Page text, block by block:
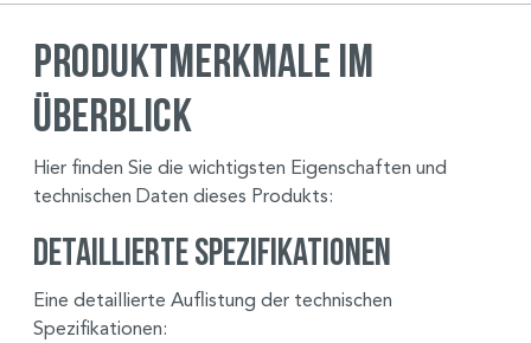
Produktmerkmale im
Überblick
Hier finden Sie die wichtigsten Eigenschaften und
technischen Daten dieses Produkts:
Detaillierte Spezifikationen
Eine detaillierte Auflistung der technischen
Spezifikationen: